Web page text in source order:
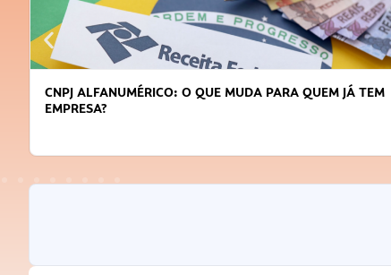
CNPJ ALFANUMÉRICO: O QUE MUDA PARA QUEM JÁ TEM
EMPRESA?